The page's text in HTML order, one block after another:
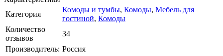
Категория
Комоды и тумбы, Комоды, Мебель для
гостиной, Комоды
Количество
отзывов
34
Производитель: Россия